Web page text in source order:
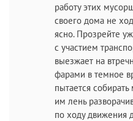
работу этих
своего дома не
ясно. Прозрейте
с участием
выезжает на
фарами в темное
пытается
им лень
по ходу движения